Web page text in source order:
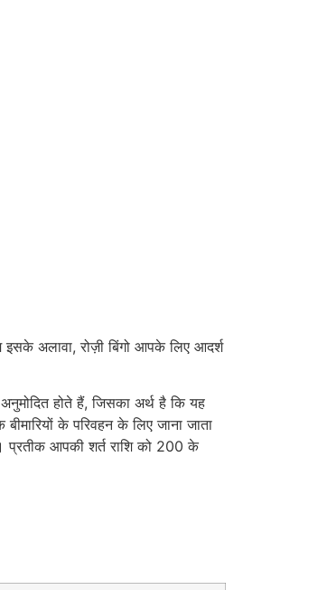
अलावा, रोज़ी बिंगो आपके लिए आदर्श
होते हैं, जिसका अर्थ है कि यह
के परिवहन के लिए जाना जाता
आपकी शर्त राशि को 200 के